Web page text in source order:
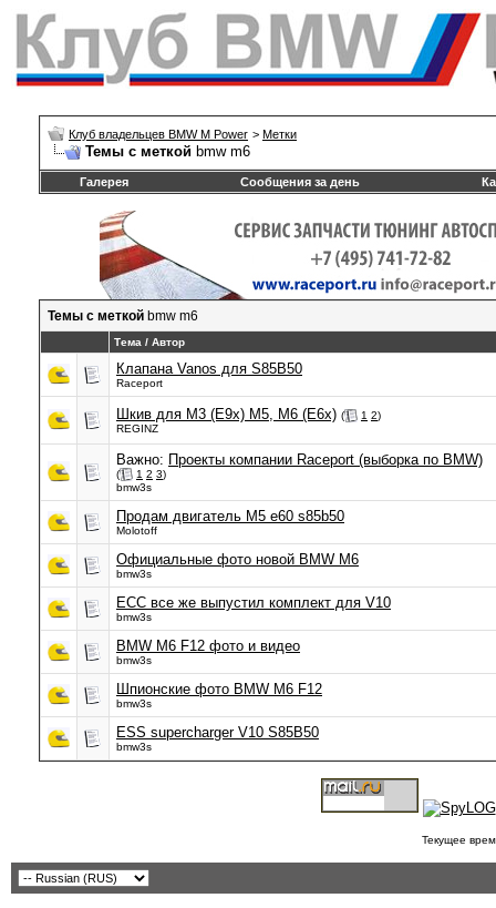
Клуб владельцев BMW M Power > Метки
Темы с меткой bmw m6
Галерея Сообщения за день
Темы с меткой bmw m6
Тема / Автор
Клапана Vanos для S85B50
Raceport
Шкив для М3 (E9x) М5, М6 (E6x) ( 1 2)
REGINZ
Важно: Проекты компании Raceport (выборка по BMW)
( 1 2 3)
bmw3s
Продам двигатель M5 e60 s85b50
Molotoff
Официальные фото новой BMW M6
bmw3s
ЕСС все же выпустил комплект для V10
bmw3s
BMW M6 F12 фото и видео
bmw3s
Шпионские фото BMW M6 F12
bmw3s
ESS supercharger V10 S85B50
bmw3s
Текущее